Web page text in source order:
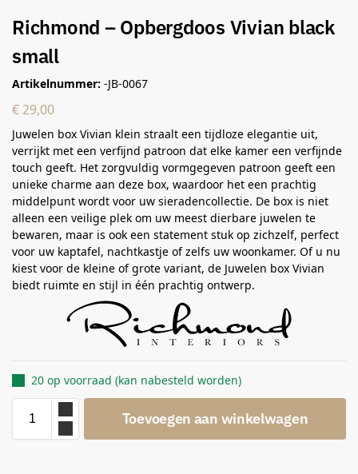
Richmond – Opbergdoos Vivian black
small
Artikelnummer: -JB-0067
€29,00
Juwelen box Vivian klein straalt een tijdloze elegantie uit,
verrijkt met een verfijnd patroon dat elke kamer een verfijnde
touch geeft. Het zorgvuldig vormgegeven patroon geeft een
unieke charme aan deze box, waardoor het een prachtig
middelpunt wordt voor uw sieradencollectie. De box is niet
alleen een veilige plek om uw meest dierbare juwelen te
bewaren, maar is ook een statement stuk op zichzelf, perfect
voor uw kaptafel, nachtkastje of zelfs uw woonkamer. Of u nu
kiest voor de kleine of grote variant, de Juwelen box Vivian
biedt ruimte en stijl in één prachtig ontwerp.
20 op voorraad (kan nabesteld worden)
Toevoegen aan winkelwagen